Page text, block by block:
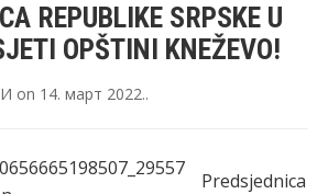
REPUBLIKE SRPSKE U
OPŠTINI KNEŽEVO!
on 14. март 2022..
Predsjednica